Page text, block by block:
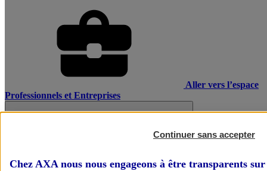
Aller vers l’espace
Professionnels et Entreprises
Continuer sans accepter
Chez AXA nous nous engageons à être transparents